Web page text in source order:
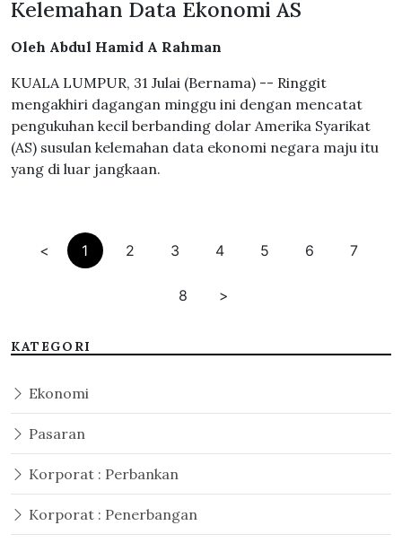
Kelemahan Data Ekonomi AS
Oleh Abdul Hamid A Rahman
KUALA LUMPUR, 31 Julai (Bernama) -- Ringgit
mengakhiri dagangan minggu ini dengan mencatat
pengukuhan kecil berbanding dolar Amerika Syarikat
(AS) susulan kelemahan data ekonomi negara maju itu
yang di luar jangkaan.
< 1 2 3 4 5 6 7
8 >
KATEGORI
Ekonomi
Pasaran
Korporat : Perbankan
Korporat : Penerbangan